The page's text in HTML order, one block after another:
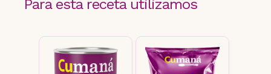
Para esta receta utilizamos